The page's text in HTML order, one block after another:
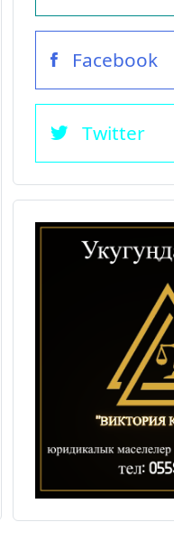
Facebook
Twitter